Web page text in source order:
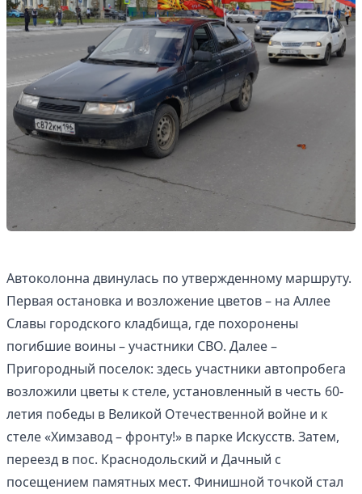
Автоколонна двинулась по утвержденному маршруту.
Первая остановка и возложение цветов – на Аллее
Славы городского кладбища, где похоронены
погибшие воины – участники СВО. Далее –
Пригородный поселок: здесь участники автопробега
возложили цветы к стеле, установленный в честь 60-
летия победы в Великой Отечественной войне и к
стеле «Химзавод – фронту!» в парке Искусств. Затем,
переезд в пос. Краснодольский и Дачный с
посещением памятных мест. Финишной точкой стал